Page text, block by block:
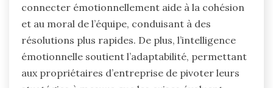
connecter émotionnellement aide à la cohésion
et au moral de l’équipe, conduisant à des
résolutions plus rapides. De plus, l’intelligence
émotionnelle soutient l’adaptabilité, permettant
aux propriétaires d’entreprise de pivoter leurs